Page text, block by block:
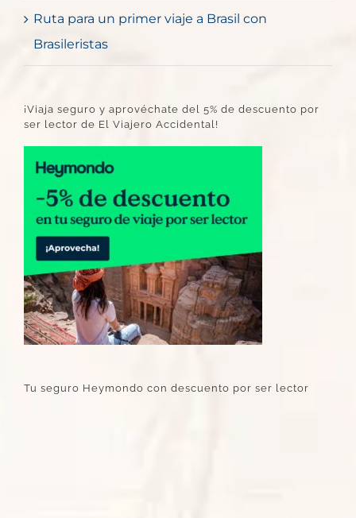
Ruta para un primer viaje a Brasil con
Brasileristas
¡Viaja seguro y aprovéchate del 5% de descuento por
ser lector de El Viajero Accidental!
Tu seguro Heymondo con descuento por ser lector